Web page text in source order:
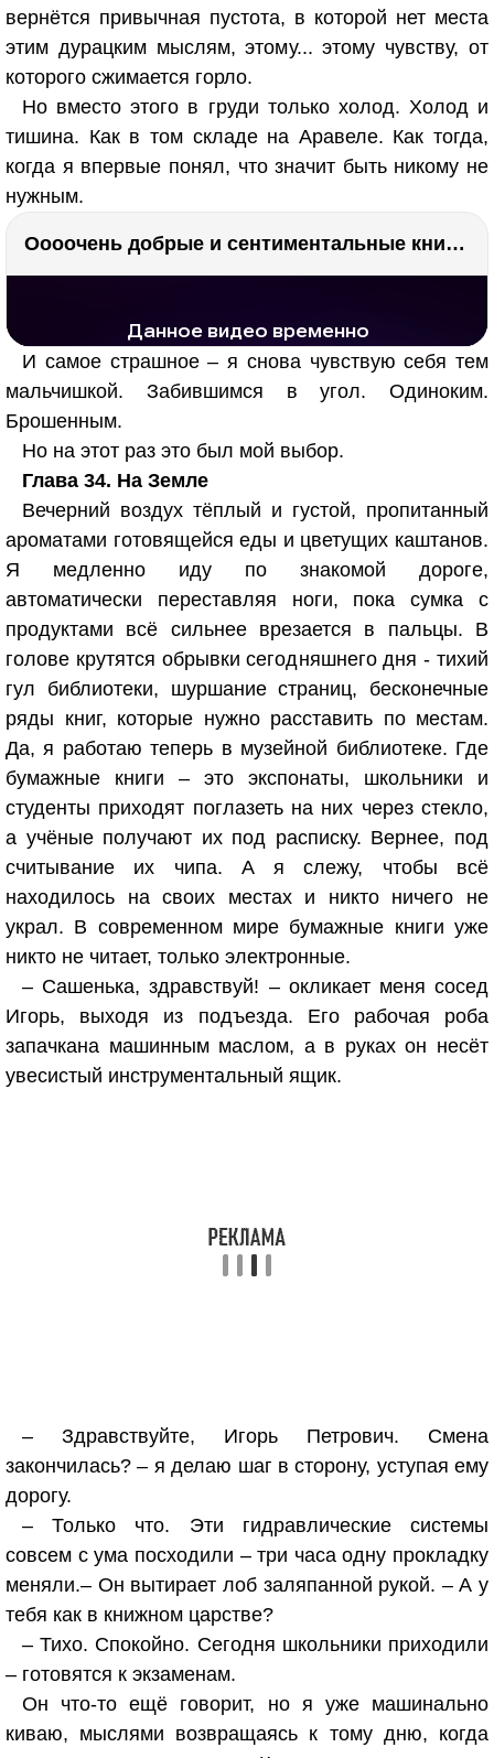
вернётся привычная пустота, в которой нет места
этим дурацким мыслям, этому... этому чувству, от
которого сжимается горло.
Но вместо этого в груди только холод. Холод и
тишина. Как в том складе на Аравеле. Как тогда,
когда я впервые понял, что значит быть никому не
нужным.
Оооочень добрые и сентиментальные книги. Бабушка велела кланяться и История Артура Трулава
И самое страшное – я снова чувствую себя тем
мальчишкой. Забившимся в угол. Одиноким.
Брошенным.
Но на этот раз это был мой выбор.
Глава 34. На Земле
Вечерний воздух тёплый и густой, пропитанный
ароматами готовящейся еды и цветущих каштанов.
Я медленно иду по знакомой дороге,
автоматически переставляя ноги, пока сумка с
продуктами всё сильнее врезается в пальцы. В
голове крутятся обрывки сегодняшнего дня - тихий
гул библиотеки, шуршание страниц, бесконечные
ряды книг, которые нужно расставить по местам.
Да, я работаю теперь в музейной библиотеке. Где
бумажные книги – это экспонаты, школьники и
студенты приходят поглазеть на них через стекло,
а учёные получают их под расписку. Вернее, под
считывание их чипа. А я слежу, чтобы всё
находилось на своих местах и никто ничего не
украл. В современном мире бумажные книги уже
никто не читает, только электронные.
– Сашенька, здравствуй! – окликает меня сосед
Игорь, выходя из подъезда. Его рабочая роба
запачкана машинным маслом, а в руках он несёт
увесистый инструментальный ящик.
– Здравствуйте, Игорь Петрович. Смена
закончилась? – я делаю шаг в сторону, уступая ему
дорогу.
– Только что. Эти гидравлические системы
совсем с ума посходили – три часа одну прокладку
меняли.– Он вытирает лоб заляпанной рукой. – А у
тебя как в книжном царстве?
– Тихо. Спокойно. Сегодня школьники приходили
– готовятся к экзаменам.
Он что-то ещё говорит, но я уже машинально
киваю, мыслями возвращаясь к тому дню, когда